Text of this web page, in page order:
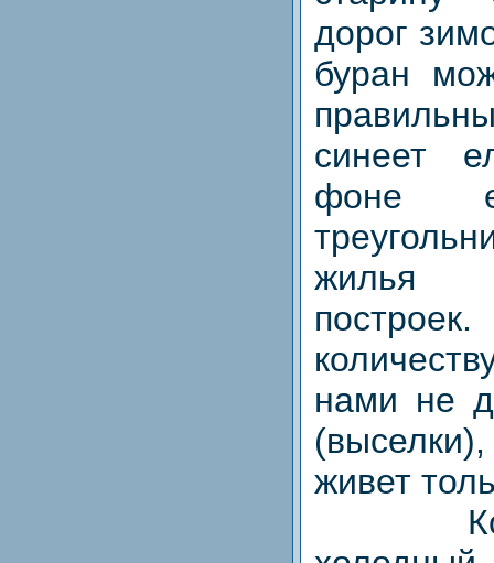
дорог
буран
синеет
фоне
жилья
нами не
живет